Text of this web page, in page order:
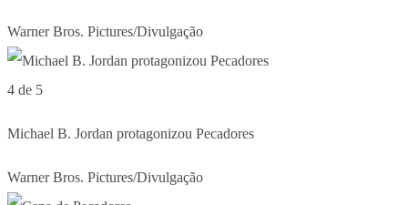
Warner Bros. Pictures/Divulgação
4 de 5
Michael B. Jordan protagonizou Pecadores
Warner Bros. Pictures/Divulgação